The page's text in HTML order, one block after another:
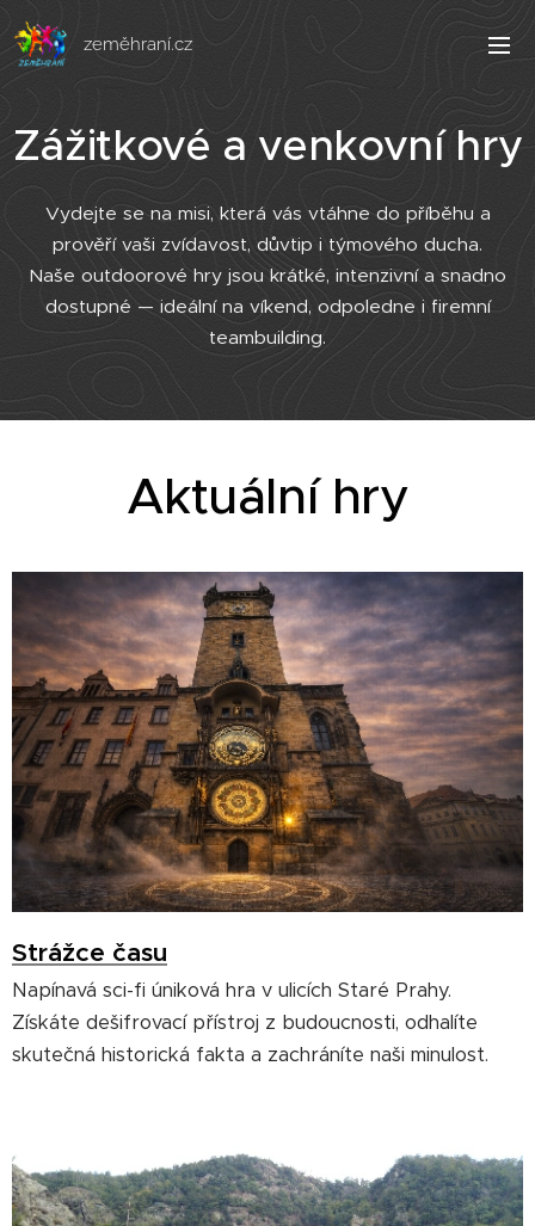
zeměhraní.cz
Zážitkové a venkovní hry
Vydejte se na misi, která vás vtáhne do příběhu a
prověří vaši zvídavost, důvtip i týmového ducha.
Naše outdoorové hry jsou krátké, intenzivní a snadno
dostupné — ideální na víkend, odpoledne i firemní
teambuilding.
Aktuální hry
Strážce času
Napínavá sci-fi úniková hra v ulicích Staré Prahy.
Získáte dešifrovací přístroj z budoucnosti, odhalíte
skutečná historická fakta a zachráníte naši minulost.